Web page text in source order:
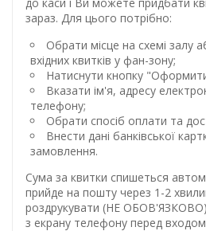
зараз. Для цього потрібно:
Обрати місце на схемі залу
вхідних квитків у фан-зону;
Натиснути кнопку
Вказати ім'я, адресу
телефону;
Обрати спосіб оплати та
Внести дані банківської
замовлення.
Сума за квитки спишеться
прийде на пошту через 1-2
роздрукувати (НЕ
з екрану телефону перед входом